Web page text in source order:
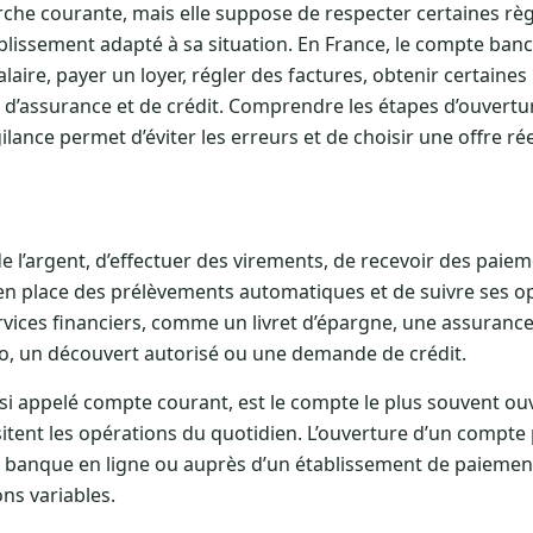
courante, mais elle suppose de respecter certaines
adapté à sa situation. En France, le compte
payer un loyer, régler des factures, obtenir
et de crédit. Comprendre les étapes
permet d’éviter les erreurs et de choisir une offre
d’effectuer des virements, de recevoir des
place des prélèvements automatiques et de suivre ses
financiers, comme un livret d’épargne, une
un découvert autorisé ou une demande de crédit.
appelé compte courant, est le compte le plus souvent
les opérations du quotidien. L’ouverture d’un
en ligne ou auprès d’un établissement de
variables.